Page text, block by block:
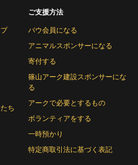
ち
ご支援方法
パウ会員になる
アニマルスポンサーになる
寄付する
篠山アーク建設スポンサーにな
る
アークで必要とするもの
ボランティアをする
一時預かり
特定商取引法に基づく表記